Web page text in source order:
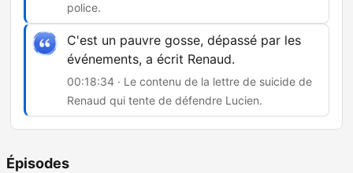
police.
C'est un pauvre gosse, dépassé par les
événements, a écrit Renaud.
00:18:34 · Le contenu de la lettre de suicide de
Renaud qui tente de défendre Lucien.
Épisodes